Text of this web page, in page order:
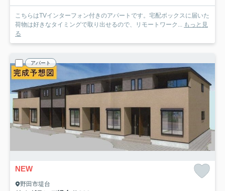
こちらはTVインターフォン付きのアパートです。宅配ボックスに届いた
荷物は好きなタイミングで取り出せるので、リモートワーク... もっと見
る
アパート
NEW
野田市堤台